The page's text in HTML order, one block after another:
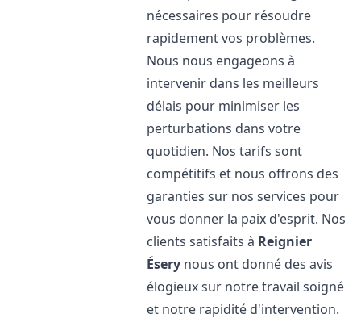
nécessaires pour résoudre
rapidement vos problèmes.
Nous nous engageons à
intervenir dans les meilleurs
délais pour minimiser les
perturbations dans votre
quotidien. Nos tarifs sont
compétitifs et nous offrons des
garanties sur nos services pour
vous donner la paix d'esprit. Nos
clients satisfaits à Reignier
Ésery nous ont donné des avis
élogieux sur notre travail soigné
et notre rapidité d'intervention.